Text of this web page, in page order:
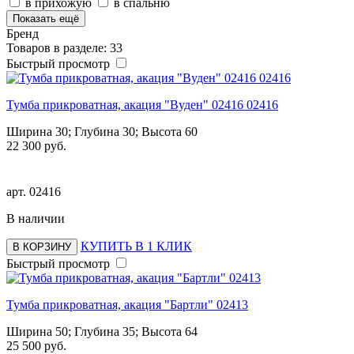
в прихожую в спальню
Показать ещё
Бренд
Товаров в разделе: 33
Быстрый просмотр
Тумба прикроватная, акация "Вуден" 02416 02416
Ширина 30; Глубина 30; Высота 60
22 300 руб.
арт. 02416
В наличии
В КОРЗИНУ
КУПИТЬ В 1 КЛИК
Быстрый просмотр
Тумба прикроватная, акация "Бартли" 02413
Ширина 50; Глубина 35; Высота 64
25 500 руб.